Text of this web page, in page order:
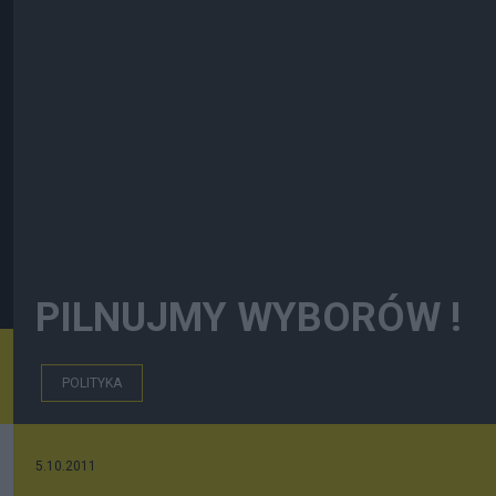
PILNUJMY WYBORÓW !
POLITYKA
5.10.2011